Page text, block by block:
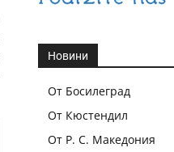
Новини
От Босилеград
От Кюстендил
От Р. С. Македония